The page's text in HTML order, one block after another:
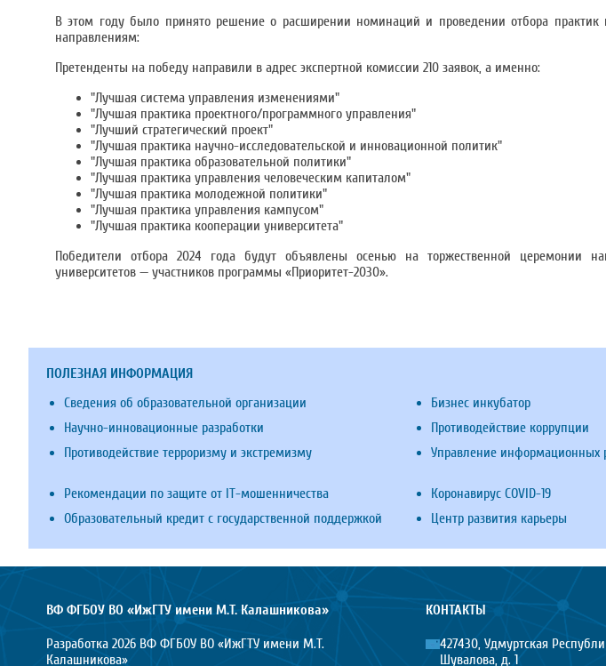
В этом году было принято решение о расширении номинаций и проведении отбора
направлениям:
Претенденты на победу направили в адрес экспертной комиссии 210 заявок, а именно:
"Лучшая система управления изменениями"
"Лучшая практика проектного/программного управления"
"Лучший стратегический проект"
"Лучшая практика научно-исследовательской и инновационной политик"
"Лучшая практика образовательной политики"
"Лучшая практика управления человеческим капиталом"
"Лучшая практика молодежной политики"
"Лучшая практика управления кампусом"
"Лучшая практика кооперации университета"
Победители отбора 2024 года будут объявлены осенью на торжественной церемонии
университетов — участников программы «Приоритет-2030».
ПОЛЕЗНАЯ ИНФОРМАЦИЯ
Сведения об образовательной организации
Бизнес инкубатор
Научно-инновационные разработки
Противодействие коррупции
Противодействие терроризму и экстремизму
Управление информационных
Рекомендации по защите от IT-мошенничества
Коронавирус COVID-19
Образовательный кредит с государственной поддержкой
Центр развития карьеры
ВФ ФГБОУ ВО «ИжГТУ имени М.Т. Калашникова»
Разработка 2026 ВФ ФГБОУ ВО «ИжГТУ имени М.Т.
Калашникова»
КОНТАКТЫ
427430, Удмуртская
Шувалова, д. 1